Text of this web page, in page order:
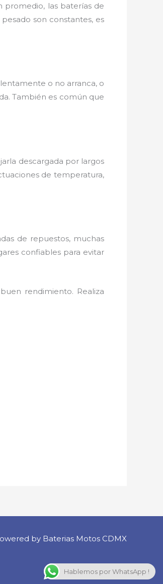
promedio, las baterías de
son constantes, es
o no arranca, o
También es común que
descargada por largos
de temperatura,
de repuestos, muchas
confiables para evitar
rendimiento. Realiza
by Baterias Motos CDMX
Hablemos por WhatsApp !